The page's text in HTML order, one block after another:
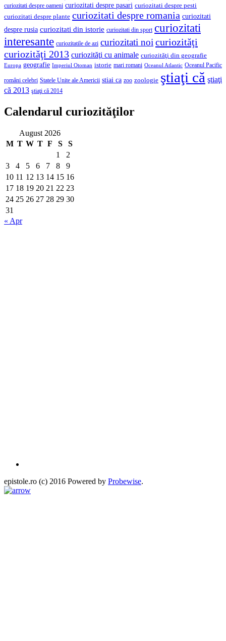
curiozitati despre oameni curiozitati despre pasari curiozitati despre pesti
curiozitati despre plante curiozitati despre romania curiozitati
despre rusia curiozitati din istorie curiozitati din sport curiozitati
interesante curiozitatile de azi curiozitati noicuriozităţi
curiozităţi 2013 curiozităţi cu animale curiozităţi din geografie
Europa geografie Imperiul Otoman istorie mari romani Oceanul Atlantic Oceanul Pacific
români celebri Statele Unite ale Americii stiai ca zoo zoologie ştiaţi că ştiaţi
că 2013 ştiaţi că 2014
Calendarul curiozităţilor
August 2026
M T W T F S
S
1
2
3
4 5 6 7 8
9
10 11 12 13 14 15 16
17 18 19 20 21 22 23
24 25 26 27 28 29 30
31
« Apr
epistole.ro (c) 2016 Powered by Probewise.